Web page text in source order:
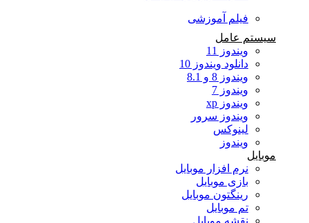
فیلم آموزشی
سیستم عامل
ویندوز 11
دانلود ویندوز 10
ویندوز 8 و 8.1
ویندوز 7
ویندوز xp
ویندوز سرور
لینوکس
ویندوز
موبایل
نرم افزار موبایل
بازی موبایل
رینگتون موبایل
تم موبایل
نقشه موبایل